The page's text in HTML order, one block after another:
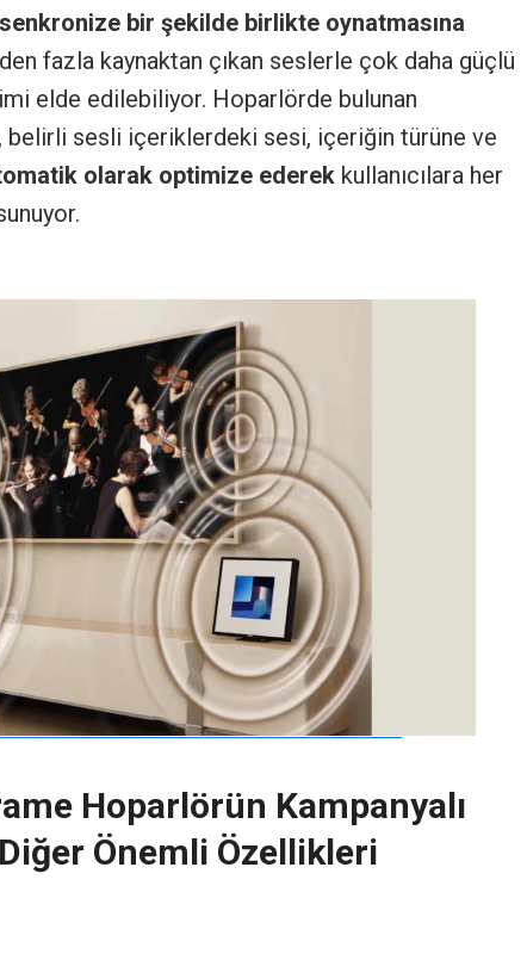
bir şekilde birlikte oynatmasına
fazla kaynaktan çıkan seslerle çok daha güçlü
elde edilebiliyor. Hoparlörde bulunan
belirli sesli içeriklerdeki sesi, içeriğin türüne ve
olarak optimize ederek kullanıcılara her
Hoparlörün Kampanyalı
Önemli Özellikleri